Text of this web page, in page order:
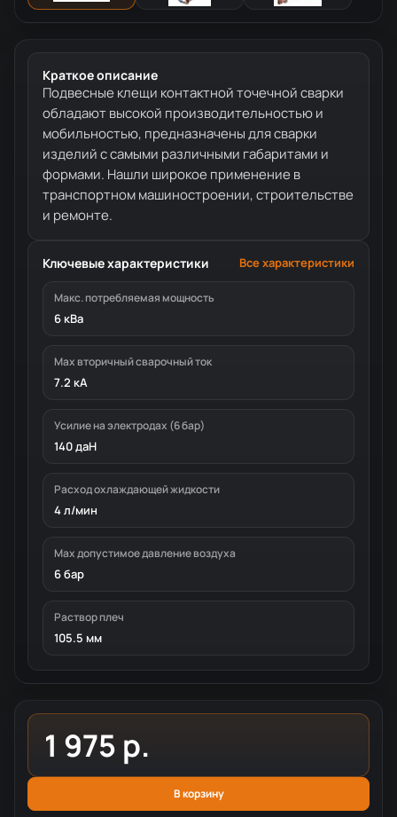
Краткое описание
Подвесные клещи контактной точечной сварки
обладают высокой производительностью и
мобильностью, предназначены для сварки
изделий с самыми различными габаритами и
формами. Нашли широкое применение в
транспортном машиностроении, строительстве
и ремонте.
Ключевые характеристики Все характеристики
Макс. потребляемая мощность
6 кВа
Мах вторичный сварочный ток
7.2 кА
Усилие на электродах (6 бар)
140 даН
Расход охлаждающей жидкости
4 л/мин
Мах допустимое давление воздуха
6 бар
Раствор плеч
105.5 мм
1 975 р.
В корзину